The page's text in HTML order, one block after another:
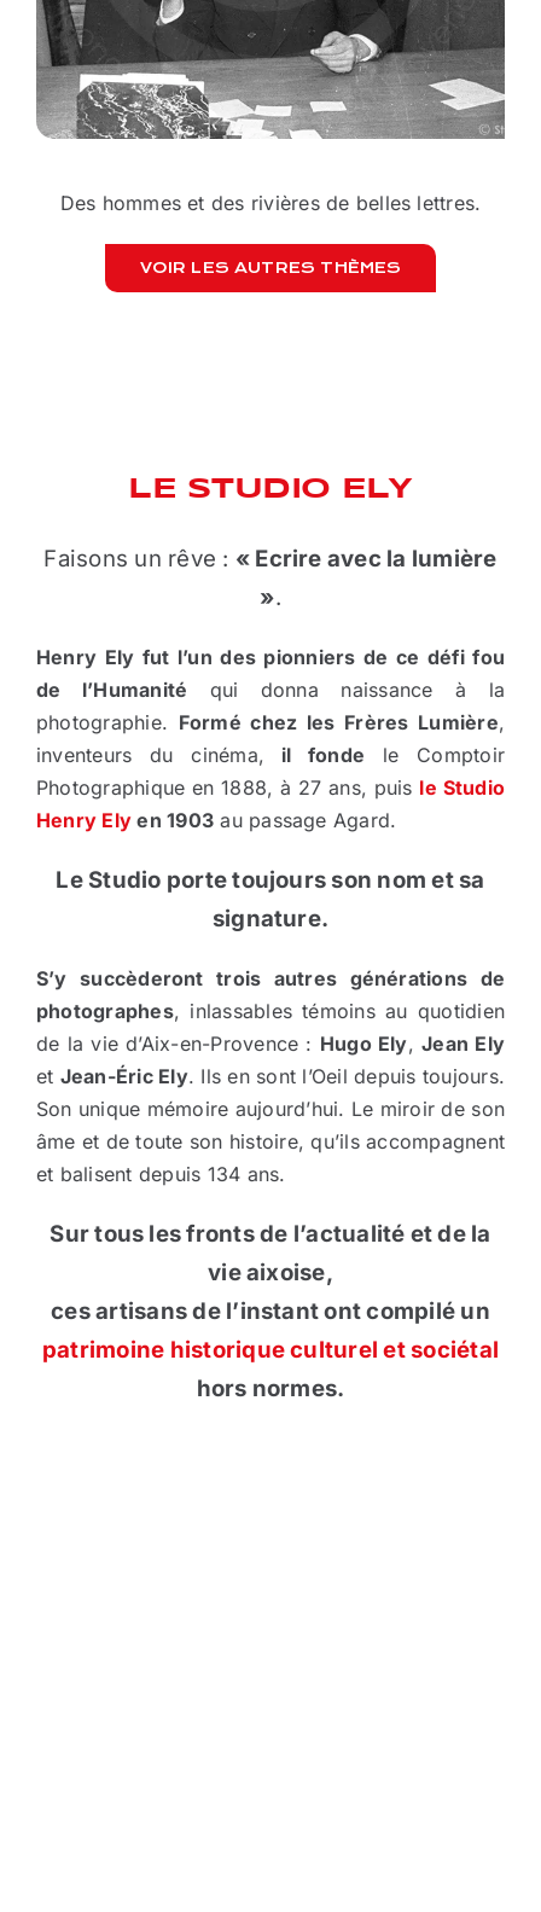
Des hommes et des rivières de belles lettres.
VOIR LES AUTRES THÈMES
LE STUDIO ELY
Faisons un rêve : « Ecrire avec la lumière
».
Henry Ely fut l’un des pionniers de ce défi fou
de l’Humanité qui donna naissance à la
photographie. Formé chez les Frères Lumière,
inventeurs du cinéma, il fonde le Comptoir
Photographique en 1888, à 27 ans, puis le Studio
Henry Ely en 1903 au passage Agard.
Le Studio porte toujours son nom et sa
signature.
S’y succèderont trois autres générations de
photographes, inlassables témoins au quotidien
de la vie d’Aix-en-Provence : Hugo Ely,Jean Ely
et Jean-Éric Ely. Ils en sont l’Oeil depuis toujours.
Son unique mémoire aujourd’hui. Le miroir de son
âme et de toute son histoire, qu’ils accompagnent
et balisent depuis 134 ans.
Sur tous les fronts de l’actualité et de la
vie aixoise,
ces artisans de l’instant ont compilé un
patrimoine historique culturel et sociétal
hors normes.